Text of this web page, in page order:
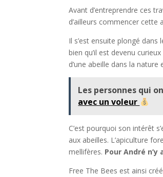
Avant d’entreprendre ces
d’ailleurs commencer cette
Il s’est ensuite plongé dans
bien qu’il est devenu curieux
d’une abeille dans la nature
Les personnes qui
avec un voleur
C’est pourquoi son intérêt
aux abeilles. L’apiculture
mellifères. Pour André
Free The Bees est ainsi